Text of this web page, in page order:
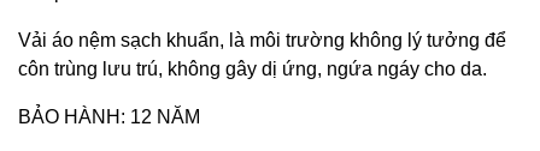
Vải áo nệm sạch khuẩn, là môi trường không lý tưởng để
côn trùng lưu trú, không gây dị ứng, ngứa ngáy cho da.
BẢO HÀNH: 12 NĂM